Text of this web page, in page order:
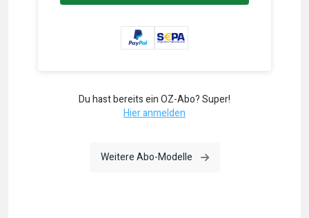
Du hast bereits ein OZ-Abo? Super!
Hier anmelden
Weitere Abo-Modelle